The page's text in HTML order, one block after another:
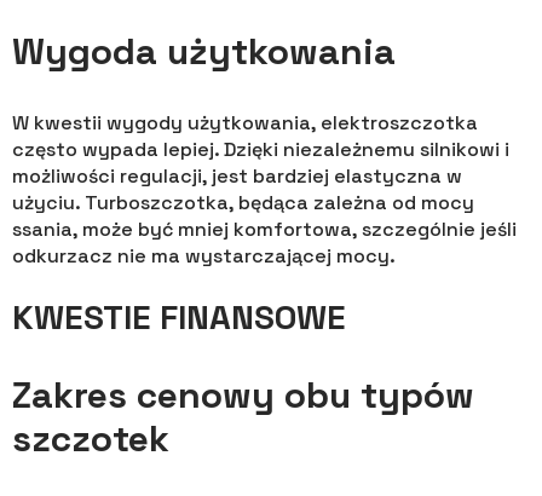
Wygoda użytkowania
W kwestii wygody użytkowania, elektroszczotka
często wypada lepiej. Dzięki niezależnemu silnikowi i
możliwości regulacji, jest bardziej elastyczna w
użyciu. Turboszczotka, będąca zależna od mocy
ssania, może być mniej komfortowa, szczególnie jeśli
odkurzacz nie ma wystarczającej mocy.
KWESTIE FINANSOWE
Zakres cenowy obu typów
szczotek